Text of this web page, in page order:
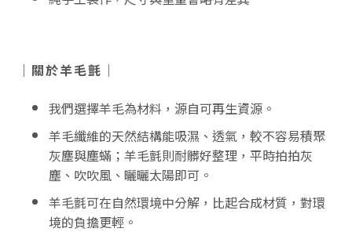
｜關於羊毛氈｜
我們選擇羊毛為材料，源自可再生資源。
羊毛纖維的天然結構能吸濕、透氣，較不容易積聚
灰塵與塵蟎；羊毛氈則耐髒好整理，平時拍拍灰
塵、吹吹風、曬曬太陽即可。
羊毛氈可在自然環境中分解，比起合成材質，對環
境的負擔更輕。